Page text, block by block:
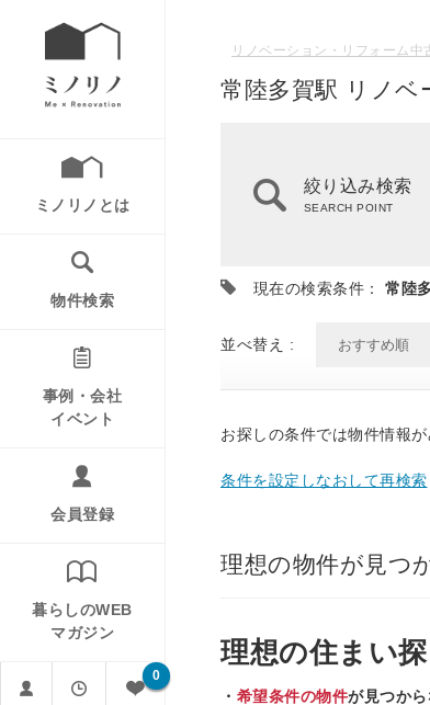
ミノリノとは
物件検索
事例・会社
イベント
会員登録
暮らしのWEB
マガジン
0
リノベーション・リフォーム中
常陸多賀駅 リノベ
絞り込み検索
SEARCH POINT
現在の検索条件： 常陸
並べ替え :
お探しの条件では物件情報が
条件を設定しなおして再検索
理想の物件が見つ
理想の住まい探
・ 希望条件の物件が見つか